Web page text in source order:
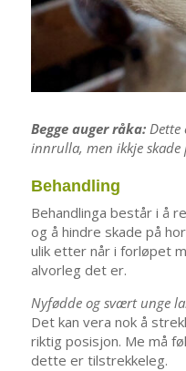
Begge auger råka:Dette
innrulla, men ikkje
Behandling
Behandlinga består i å
og å hindre skade på
ulik etter når i forløpet
alvorleg det er.
Nyfødde og svært unge
Det kan vera nok å
riktig posisjon. Me må
dette er tilstrekkeleg.